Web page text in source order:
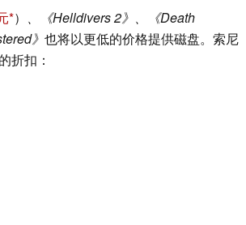
） 、《Helldivers 2》、《Death
》 也将以更低的价格提供磁盘。索尼
折扣：